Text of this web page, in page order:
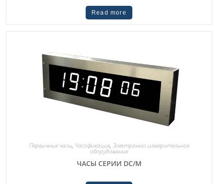
Read more
Первичные часы, Часофикация, Электронно-измерительное
оборудование
ЧАСЫ СЕРИИ DC/M